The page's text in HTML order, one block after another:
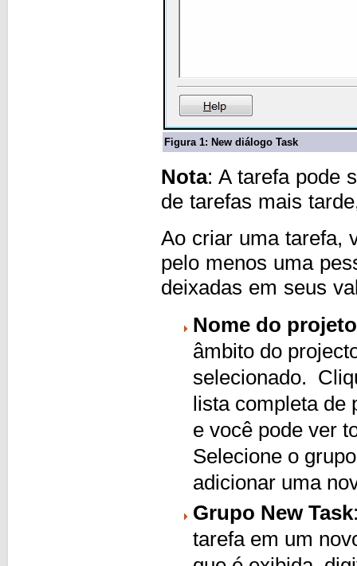
Figura 1: New diálogo Task
Nota: A tarefa pode
de tarefas mais
Ao criar uma tarefa,
pelo menos uma
deixadas em seus
Nome do projeto
âmbito do
selecionado.
lista completa de
e você pode ver
Selecione o
adicionar uma
Grupo New Task
tarefa em um